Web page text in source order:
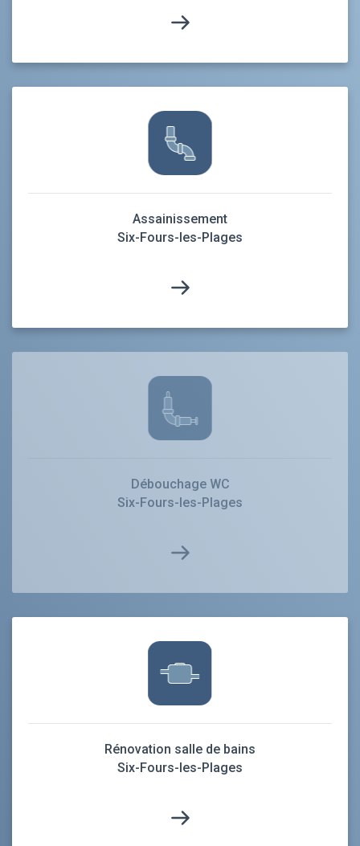
Assainissement
Six-Fours-les-Plages
Débouchage WC
Six-Fours-les-Plages
Rénovation salle de bains
Six-Fours-les-Plages